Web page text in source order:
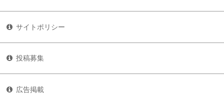
サイトポリシー
投稿募集
広告掲載